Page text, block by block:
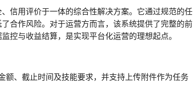
信用评价于一体的综合性解决方案。它通过规范的任
合作风险。对于运营方而言，该系统提供了完整的前
控与收益结算，是实现平台化运营的理想起点。
额、截止时间及技能要求，并支持上传附件作为任务